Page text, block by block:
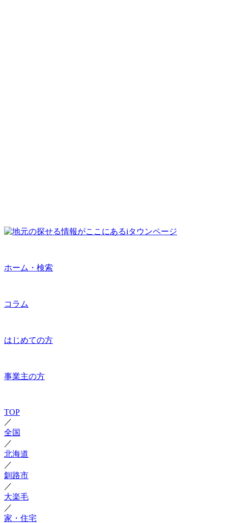
ホーム・検索
コラム
はじめての方
事業主の方
TOP
／
全国
／
北海道
／
釧路市
／
大楽毛
／
家・住宅